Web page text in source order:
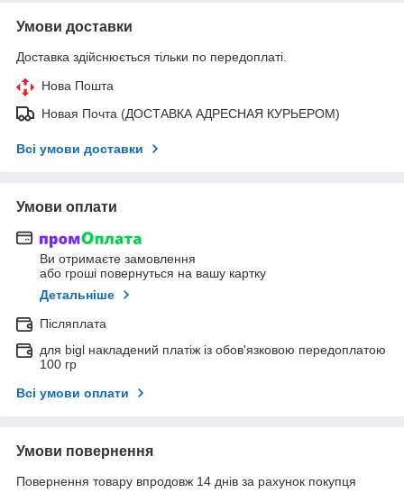
Умови доставки
Доставка здійснюється тільки по передоплаті.
Нова Пошта
Новая Почта (ДОСТАВКА АДРЕСНАЯ КУРЬЕРОМ)
Всі умови доставки
Умови оплати
Ви отримаєте замовлення
або гроші повернуться на вашу картку
Детальніше
Післяплата
для bigl накладений платіж із обов'язковою передоплатою
100 гр
Всі умови оплати
Умови повернення
Повернення товару впродовж 14 днів за рахунок покупця